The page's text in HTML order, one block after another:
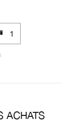
1
ACHATS